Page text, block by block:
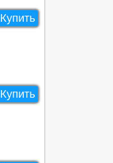
Купить
Купить